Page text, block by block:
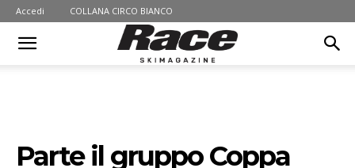
Accedi COLLANA CIRCO BIANCO
Parte il gruppo Coppa